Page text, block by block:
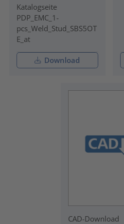
Katalogseite
PDP_EMC_1-
pcs_Weld_Stud_SBS5OT
E_at
Download
CAD-Download